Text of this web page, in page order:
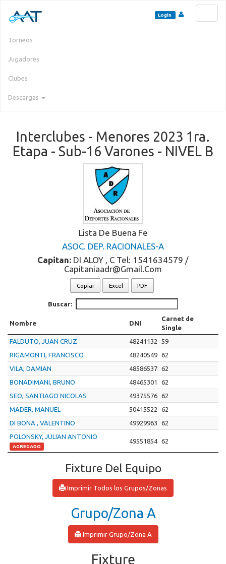
Torneos
Jugadores
Clubes
Descargas
Login
Interclubes - Menores 2023 1ra.
Etapa - Sub-16 Varones - NIVEL B
Lista De Buena Fe
ASOC. DEP. RACIONALES-A
Capitan: DI ALOY , C Tel: 1541634579 /
Capitaniaadr@gmail.com
Copiar Excel PDF
Buscar:
Nombre DNI
Carnet de
Single
FALDUTO, JUAN CRUZ
48241132
59
RIGAMONTI, FRANCISCO
48240549 62
VILA, DAMIAN
48586537 62
BONADIMANI, BRUNO
48465301
62
SEO, SANTIAGO NICOLAS
49375576 62
MADER, MANUEL
50415522
62
DI BONA , VALENTINO
49929963
62
POLONSKY, JULIAN ANTONIO
AGREGADO
49551854 62
Fixture Del Equipo
Imprimir Todos los Grupos/Zonas
Grupo/Zona A
Imprimir Grupo/Zona A
Fixture